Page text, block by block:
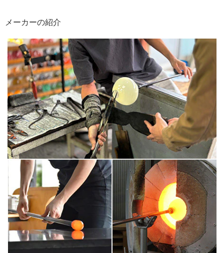
メーカーの紹介